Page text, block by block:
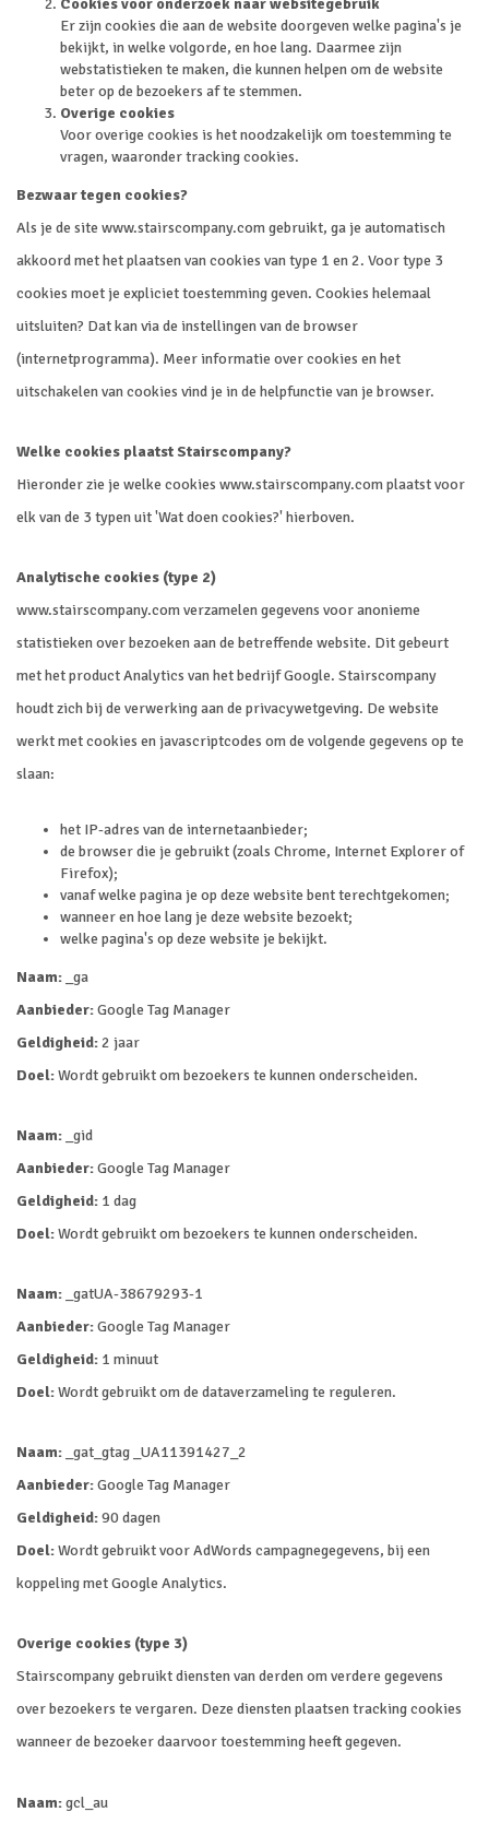
Cookies voor onderzoek naar websitegebruik
Er zijn cookies die aan de website doorgeven welke pagina's je
bekijkt, in welke volgorde, en hoe lang. Daarmee zijn
webstatistieken te maken, die kunnen helpen om de website
beter op de bezoekers af te stemmen.
Overige cookies
Voor overige cookies is het noodzakelijk om toestemming te
vragen, waaronder tracking cookies.
Bezwaar tegen cookies?
Als je de site www.stairscompany.com gebruikt, ga je automatisch
akkoord met het plaatsen van cookies van type 1 en 2. Voor type 3
cookies moet je expliciet toestemming geven. Cookies helemaal
uitsluiten? Dat kan via de instellingen van de browser
(internetprogramma). Meer informatie over cookies en het
uitschakelen van cookies vind je in de helpfunctie van je browser.
Welke cookies plaatst Stairscompany?
Hieronder zie je welke cookies www.stairscompany.com plaatst voor
elk van de 3 typen uit 'Wat doen cookies?' hierboven.
Analytische cookies (type 2)
www.stairscompany.com verzamelen gegevens voor anonieme
statistieken over bezoeken aan de betreffende website. Dit gebeurt
met het product Analytics van het bedrijf Google. Stairscompany
houdt zich bij de verwerking aan de privacywetgeving. De website
werkt met cookies en javascriptcodes om de volgende gegevens op te
slaan:
het IP-adres van de internetaanbieder;
de browser die je gebruikt (zoals Chrome, Internet Explorer of
Firefox);
vanaf welke pagina je op deze website bent terechtgekomen;
wanneer en hoe lang je deze website bezoekt;
welke pagina's op deze website je bekijkt.
Naam: _ga
Aanbieder:Google Tag Manager
Geldigheid:2 jaar
Doel:Wordt gebruikt om bezoekers te kunnen onderscheiden.
Naam: _gid
Aanbieder:Google Tag Manager
Geldigheid: 1 dag
Doel:Wordt gebruikt om bezoekers te kunnen onderscheiden.
Naam: _gatUA-38679293-1
Aanbieder:Google Tag Manager
Geldigheid: 1 minuut
Doel:Wordt gebruikt om de dataverzameling te reguleren.
Naam: _gat_gtag _UA11391427_2
Aanbieder:Google Tag Manager
Geldigheid:90 dagen
Doel:Wordt gebruikt voor AdWords campagnegegevens, bij een
koppeling met Google Analytics.
Overige cookies (type 3)
Stairscompany gebruikt diensten van derden om verdere gegevens
over bezoekers te vergaren. Deze diensten plaatsen tracking cookies
wanneer de bezoeker daarvoor toestemming heeft gegeven.
Naam:gcl_au